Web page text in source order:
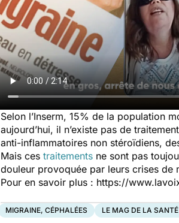
Selon l’Inserm, 15% de la population
aujourd’hui, il n’existe pas de
anti-inflammatoires non stéroïdiens,
Mais ces traitements ne sont pas
douleur provoquée par leurs crises de
Pour en savoir plus : https://
MIGRAINE, CÉPHALÉES LE MAG DE LA SANTÉ